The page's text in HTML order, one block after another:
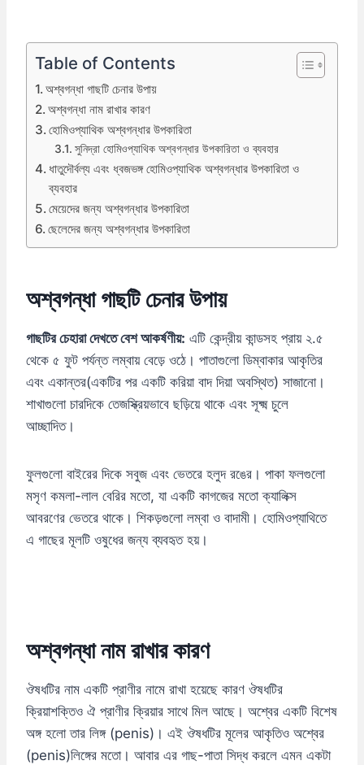
Table of Contents
অশ্বগন্ধা গাছটি চেনার উপায়
অশ্বগন্ধা নাম রাখার কারণ
হোমিওপ্যাথিক অশ্বগন্ধার উপকারিতা
সুনিদ্রা হোমিওপ্যাথিক অশ্বগন্ধার উপকারিতা ও ব্যবহার
ধাতুদৌর্বল্য এবং ধ্বজভঙ্গ হোমিওপ্যাথিক অশ্বগন্ধার উপকারিতা ও
ব্যবহার
মেয়েদের জন্য অশ্বগন্ধার উপকারিতা
ছেলেদের জন্য অশ্বগন্ধার উপকারিতা
অশ্বগন্ধা গাছটিচেনারউপায়
গাছটির চেহারা দেখতে বেশ আকর্ষণীয়: এটি কেন্দ্রীয় কান্ডসহ প্রায় ২.৫
থেকে ৫ ফুট পর্যন্ত লম্বায় বেড়ে ওঠে। পাতাগুলো ডিম্বাকার আকৃতির
এবং একান্তর(একটির পর একটি করিয়া বাদ দিয়া অবস্থিত) সাজানো।
শাখাগুলো চারদিকে তেজস্ক্রিয়ভাবে ছড়িয়ে থাকে এবং সূক্ষ্ম চুলে
আচ্ছাদিত।
ফুলগুলো বাইরের দিকে সবুজ এবং ভেতরে হলুদ রঙের। পাকা ফলগুলো
মসৃণ কমলা-লাল বেরির মতো, যা একটি কাগজের মতো ক্যালিক্স
আবরণের ভেতরে থাকে। শিকড়গুলো লম্বা ও বাদামী। হোমিওপ্যাথিতে
এ গাছের মূলটি ওষুধের জন্য ব্যবহৃত হয়।
অশ্বগন্ধা নাম রাখার কারণ
ঔষধটির নাম একটি প্রাণীর নামে রাখা হয়েছে কারণ ঔষধটির
ক্রিয়াশক্তিও ঐ প্রাণীর ক্রিয়ার সাথে মিল আছে। অশ্বের একটি বিশেষ
অঙ্গ হলো তার লিঙ্গ (penis)। এই ঔষধটির মূলের আকৃতিও অশ্বের
(penis)লিঙ্গের মতো। আবার এর গাছ-পাতা সিদ্ধ করলে এমন একটা